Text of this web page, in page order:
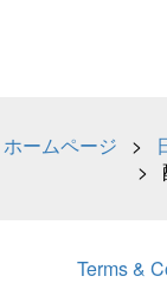
ホームページ >
>
Terms &